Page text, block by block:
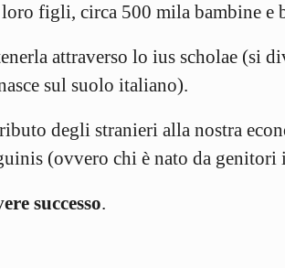
figli, circa 500 mila bambine e
attraverso lo ius scholae (si
sul suolo italiano).
degli stranieri alla nostra
(ovvero chi è nato da genitori
successo.